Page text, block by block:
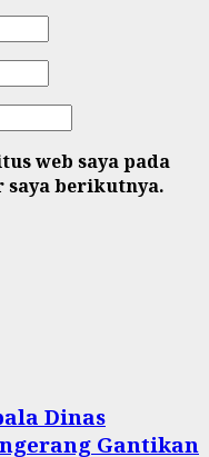
web saya pada
berikutnya.
Dinas
Gantikan